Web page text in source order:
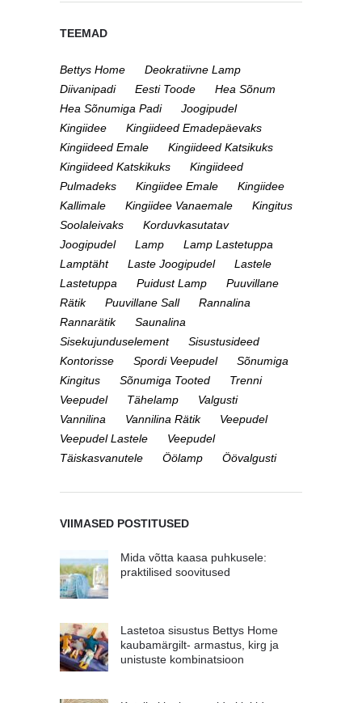
TEEMAD
Bettys Home
Deokratiivne Lamp
Diivanipadi
Eesti Toode
Hea Sõnum
Hea Sõnumiga Padi
Joogipudel
Kingiidee
Kingiideed Emadepäevaks
Kingiideed Emale
Kingiideed Katsikuks
Kingiideed Katskikuks
Kingiideed
Pulmadeks
Kingiidee Emale
Kingiidee
Kallimale
Kingiidee Vanaemale
Kingitus
Soolaleivaks
Korduvkasutatav
Joogipudel
Lamp
Lamp Lastetuppa
Lamptäht
Laste Joogipudel
Lastele
Lastetuppa
Puidust Lamp
Puuvillane
Rätik
Puuvillane Sall
Rannalina
Rannarätik
Saunalina
Sisekujunduselement
Sisustusideed
Kontorisse
Spordi Veepudel
Sõnumiga
Kingitus
Sõnumiga Tooted
Trenni
Veepudel
Tähelamp
Valgusti
Vannilina
Vannilina Rätik
Veepudel
Veepudel Lastele
Veepudel
Täiskasvanutele
Öölamp Öövalgusti
VIIMASED POSTITUSED
Mida võtta kaasa puhkusele:
praktilised soovitused
Lastetoa sisustus Bettys Home
kaubamärgilt- armastus, kirg ja
unistuste kombinatsioon